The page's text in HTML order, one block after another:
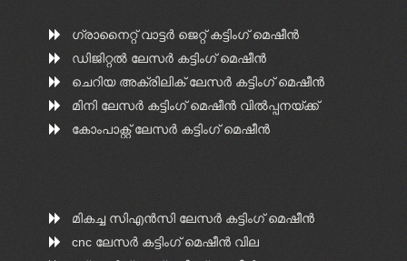
ഗ്രാനൈറ്റ് വാട്ടർ ജെറ്റ് കട്ടിംഗ് മെഷീൻ
ഡിജിറ്റൽ ലേസർ കട്ടിംഗ് മെഷീൻ
ചെറിയ അക്രിലിക് ലേസർ കട്ടിംഗ് മെഷീൻ
മിനി ലേസർ കട്ടിംഗ് മെഷീൻ വിൽപ്പനയ്ക്ക്
കോംപാക്റ്റ് ലേസർ കട്ടിംഗ് മെഷീൻ
മികച്ച സിഎൻ‌സി ലേസർ കട്ടിംഗ് മെഷീൻ
cnc ലേസർ കട്ടിംഗ് മെഷീൻ വില